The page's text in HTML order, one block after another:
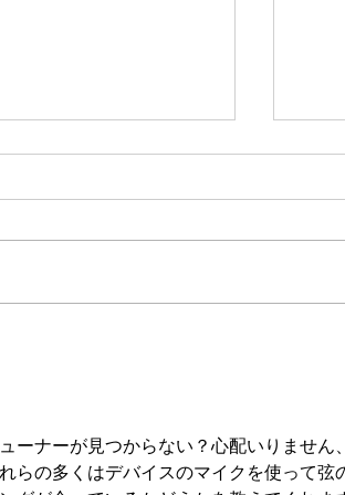
ナーが見つからない？心配いりません、
らの多くはデバイスのマイクを使って弦